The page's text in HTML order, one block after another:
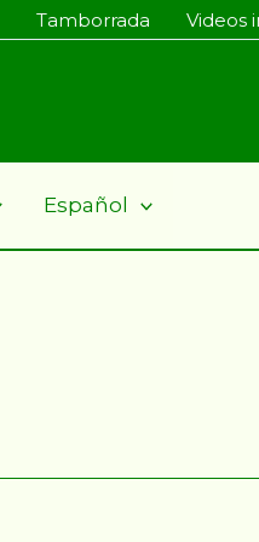
Tamborrada Videos
Español